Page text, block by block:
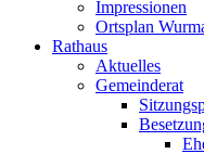
Impressionen
Ortsplan
Rathaus
Aktuelles
Gemeinderat